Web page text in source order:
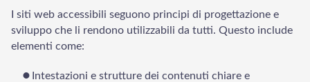
I siti web accessibili seguono principi di progettazione e
sviluppo che li rendono utilizzabili da tutti. Questo include
elementi come:
Intestazioni e strutture dei contenuti chiare e